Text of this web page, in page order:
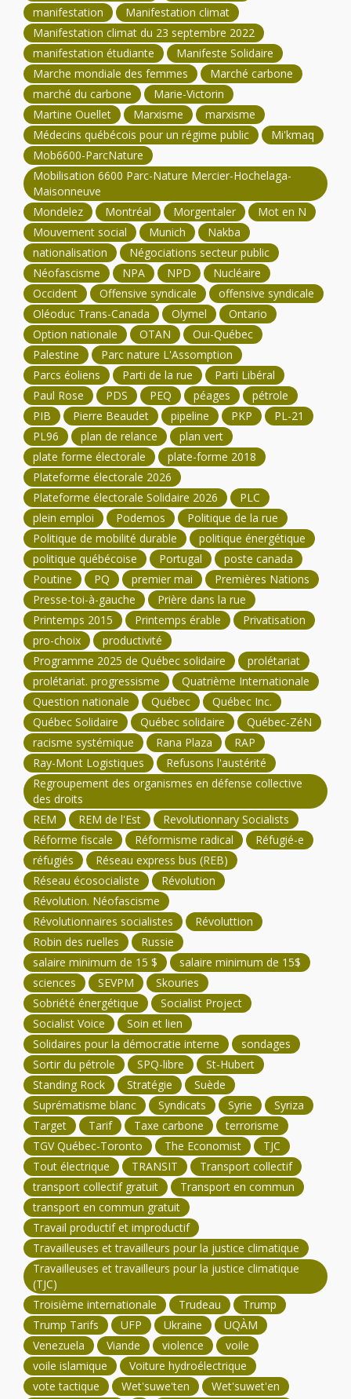
manifestation
Manifestation climat
Manifestation climat du 23 septembre 2022
manifestation étudiante
Manifeste Solidaire
Marche mondiale des femmes
Marché carbone
marché du carbone
Marie-Victorin
Martine Ouellet
Marxisme
marxisme
Médecins québécois pour un régime public
Mi'kmaq
Mob6600-ParcNature
Mobilisation 6600 Parc-Nature Mercier-Hochelaga-
Maisonneuve
Mondelez
Montréal Morgentaler
Mot en N
Mouvement social
Munich
Nakba
nationalisation
Négociations secteur public
Néofascisme
NPA NPD
Nucléaire
Occident
Offensive syndicale
offensive syndicale
Oléoduc Trans-Canada
Olymel
Ontario
Option nationale
OTAN
Oui-Québec
Palestine
Parc nature L'Assomption
Parcs éoliens
Parti de la rue
Parti Libéral
Paul Rose
PDS PEQ péages
pétrole
PIB
Pierre Beaudet pipeline PKP
PL-21
PL96
plan de relance
plan vert
plate forme électorale
plate-forme 2018
Plateforme électorale 2026
Plateforme électorale Solidaire 2026
PLC
plein emploi
Podemos
Politique de la rue
Politique de mobilité durable
politique énergétique
politique québécoise
Portugal
poste canada
Poutine
PQ premier mai
Premières Nations
Presse-toi-à-gauche
Prière dans la rue
Printemps 2015
Printemps érable
Privatisation
pro-choix
productivité
Programme 2025 de Québec solidaire
prolétariat
prolétariat. progressisme
Quatrième Internationale
Question nationale
Québec
Québec Inc.
Québec Solidaire
Québec solidaire
Québec-ZéN
racisme systémique
Rana Plaza
RAP
Ray-Mont Logistiques
Refusons l'austérité
Regroupement des organismes en défense collective
des droits
REM
REM de l'Est
Revolutionnary Socialists
Réforme fiscale
Réformisme radical
Réfugié-e
réfugiés
Réseau express bus (REB)
Réseau écosocialiste
Révolution
Révolution. Néofascisme
Révolutionnaires socialistes
Révoluttion
Robin des ruelles
Russie
salaire minimum de 15 $
salaire minimum de 15$
sciences
SEVPM
Skouries
Sobriété énergétique
Socialist Project
Socialist Voice
Soin et lien
Solidaires pour la démocratie interne
sondages
Sortir du pétrole
SPQ-libre
St-Hubert
Standing Rock
Stratégie
Suède
Suprématisme blanc
Syndicats Syrie
Syriza
Target
Tarif Taxe carbone
terrorisme
TGV Québec-Toronto
The Economist
TJC
Tout électrique
TRANSIT
Transport collectif
transport collectif gratuit
Transport en commun
transport en commun gratuit
Travail productif et improductif
Travailleuses et travailleurs pour la justice climatique
Travailleuses et travailleurs pour la justice climatique
(TJC)
Troisième internationale
Trudeau
Trump
Trump Tarifs
UFP Ukraine
UQÀM
Venezuela
Viande violence
voile
voile islamique
Voiture hydroélectrique
vote tactique
Wet'suwe'ten
Wet'suwet'en